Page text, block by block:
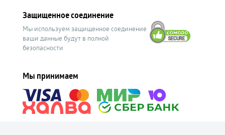
Защищенное соединение
Мы используем защищенное соединение
ваши данные будут в полной
безопасности
Мы принимаем